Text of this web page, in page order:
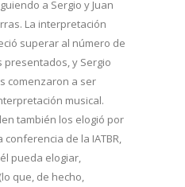
a Sergio y Juan
La interpretación
superar al número de
presentados, y Sergio
comenzaron a ser
musical.
también los elogió por
de la IATBR,
pueda elogiar,
que, de hecho,